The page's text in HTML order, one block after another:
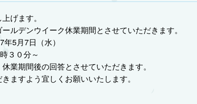
げます。
ルデンウイーク休業期間とさせていただきます。
5月7日（水）
３０分～
業期間後の回答とさせていただきます。
ますよう宜しくお願いいたします。